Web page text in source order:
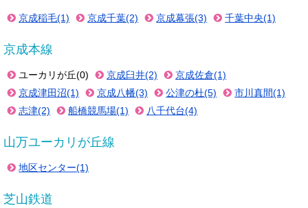
京成稲毛(1) 京成千葉(2) 京成幕張(3) 千葉中央(1)
京成本線
ユーカリが丘(0) 京成臼井(2)
京成佐倉(1)
京成津田沼(1)
京成八幡(3) 公津の杜(5)
市川真間(1)
志津(2)
船橋競馬場(1) 八千代台(4)
山万ユーカリが丘線
地区センター(1)
芝山鉄道